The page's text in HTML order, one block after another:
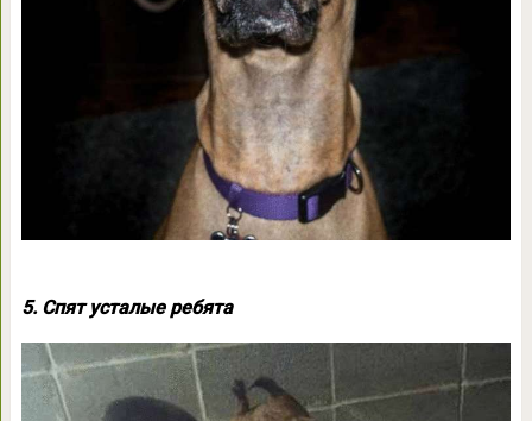
5. Спят усталые ребята